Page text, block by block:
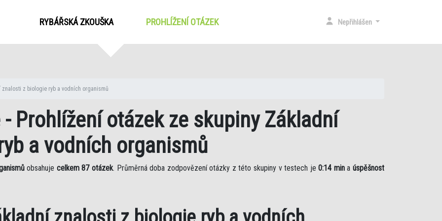
RYBÁŘSKÁ ZKOUŠKA PROHLÍŽENÍ OTÁZEK(CURRENT) Nepřihlášen
znalosti z biologie ryb a vodních organismů
Prohlížení otázek ze skupiny Základní
a vodních organismů
obsahuje celkem 87 otázek. Průměrná doba zodpovězení otázky z této skupiny v testech je0:14 minaúspěšnost